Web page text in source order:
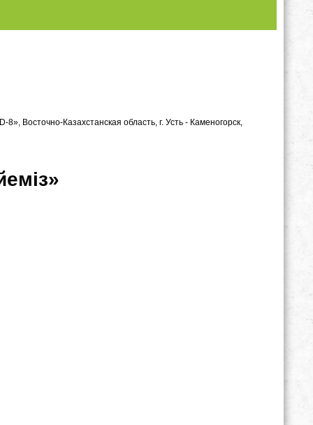
Восточно-Казахстанская область, г. Усть - Каменогорск,